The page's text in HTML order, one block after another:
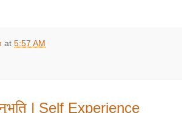
at 5:57 AM
| Self Experience